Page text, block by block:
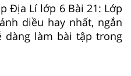
Địa Lí lớp 6 Bài 21: Lớp
diều hay nhất, ngắn
dàng làm bài tập trong